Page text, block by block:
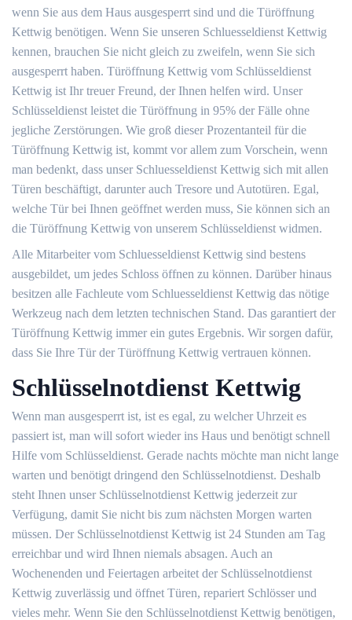
wenn Sie aus dem Haus ausgesperrt sind und die Türöffnung
Kettwig benötigen. Wenn Sie unseren Schluesseldienst Kettwig
kennen, brauchen Sie nicht gleich zu zweifeln, wenn Sie sich
ausgesperrt haben. Türöffnung Kettwig vom Schlüsseldienst
Kettwig ist Ihr treuer Freund, der Ihnen helfen wird. Unser
Schlüsseldienst leistet die Türöffnung in 95% der Fälle ohne
jegliche Zerstörungen. Wie groß dieser Prozentanteil für die
Türöffnung Kettwig ist, kommt vor allem zum Vorschein, wenn
man bedenkt, dass unser Schluesseldienst Kettwig sich mit allen
Türen beschäftigt, darunter auch Tresore und Autotüren. Egal,
welche Tür bei Ihnen geöffnet werden muss, Sie können sich an
die Türöffnung Kettwig von unserem Schlüsseldienst widmen.
Alle Mitarbeiter vom Schluesseldienst Kettwig sind bestens
ausgebildet, um jedes Schloss öffnen zu können. Darüber hinaus
besitzen alle Fachleute vom Schluesseldienst Kettwig das nötige
Werkzeug nach dem letzten technischen Stand. Das garantiert der
Türöffnung Kettwig immer ein gutes Ergebnis. Wir sorgen dafür,
dass Sie Ihre Tür der Türöffnung Kettwig vertrauen können.
Schlüsselnotdienst Kettwig
Wenn man ausgesperrt ist, ist es egal, zu welcher Uhrzeit es
passiert ist, man will sofort wieder ins Haus und benötigt schnell
Hilfe vom Schlüsseldienst. Gerade nachts möchte man nicht lange
warten und benötigt dringend den Schlüsselnotdienst. Deshalb
steht Ihnen unser Schlüsselnotdienst Kettwig jederzeit zur
Verfügung, damit Sie nicht bis zum nächsten Morgen warten
müssen. Der Schlüsselnotdienst Kettwig ist 24 Stunden am Tag
erreichbar und wird Ihnen niemals absagen. Auch an
Wochenenden und Feiertagen arbeitet der Schlüsselnotdienst
Kettwig zuverlässig und öffnet Türen, repariert Schlösser und
vieles mehr. Wenn Sie den Schlüsselnotdienst Kettwig benötigen,